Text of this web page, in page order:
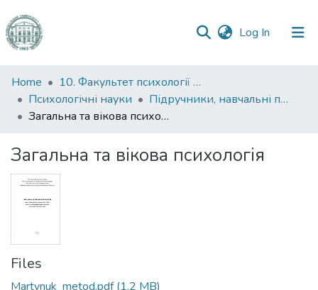
Log In (current)
Communities
&
Collections
Statistics
Home
10. Факультет психології та соціальної роботи
Психологічні науки
Підручники, навчальні посібники та інші науково- та навчально-методичні праці ФПСР (Психологічні науки)
Загальна та вікова психологія
Загальна та вікова психологія
Files
Martynuk_metod.pdf(1.2 MB)